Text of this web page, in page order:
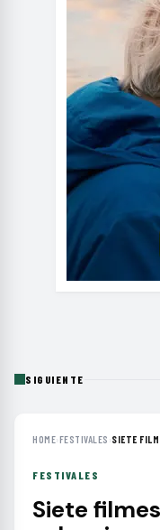
SIGUIENTE
HOME›FESTIVALES ›SIETE
FESTIVALES
Siete